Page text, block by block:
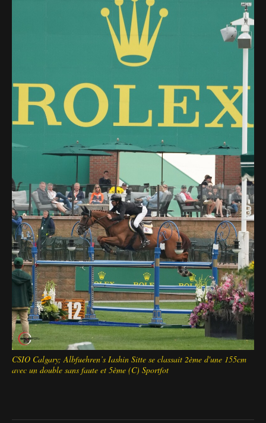
CSIO Calgary; Albfuehren’s Iashin Sitte se classait 2ème d'une 155cm
avec un double sans faute et 5ème (C) Sportfot